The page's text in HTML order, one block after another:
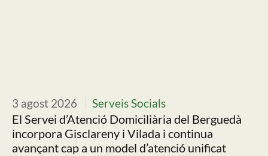
3 agost 2026 Serveis Socials
El Servei d’Atenció Domiciliària del Berguedà
incorpora Gisclareny i Vilada i continua
avançant cap a un model d’atenció unificat